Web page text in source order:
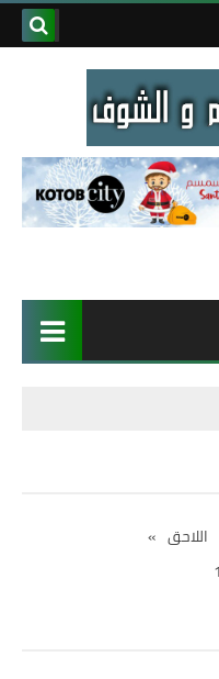
اللاحق »